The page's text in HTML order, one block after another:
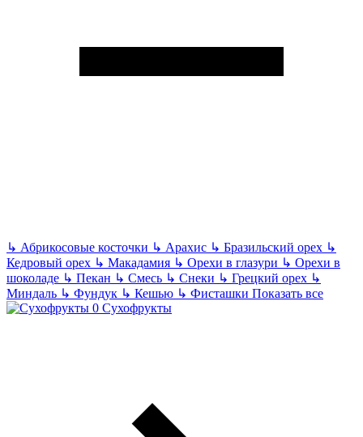
↳ Абрикосовые косточки ↳ Арахис ↳ Бразильский орех ↳
Кедровый орех ↳ Макадамия ↳ Орехи в глазури ↳ Орехи в
шоколаде ↳ Пекан ↳ Смесь ↳ Снеки ↳ Грецкий орех ↳
Миндаль ↳ Фундук ↳ Кешью ↳ Фисташки Показать все
Сухофрукты